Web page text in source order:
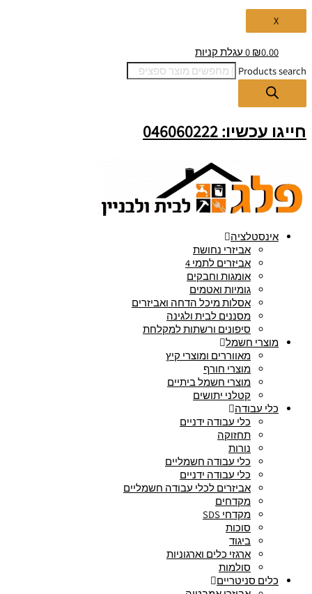
X
₪0.00
0 עגלת קניות
Products search
חייגו עכשיו: 046060222
אינסטלציה
אביזרי נחושת
אביזרים לתמי 4
אומגות וחבקים
גומיות ואטמים
אסלות מיכל הדחה ואביזרים
מסננים לבית ולגינה
סיפונים ורשתות למקלחת
מוצרי חשמל
מאווררים ומוצרי קיץ
מוצרי חורף
מוצרי חשמל ביתיים
קטלני יתושים
כלי עבודה
כלי עבודה ידניים
תחזוקה
נורות
כלי עבודה חשמליים
כלי עבודה ידניים
אביזרים לכלי עבודה חשמליים
מקדחים
מקדחי SDS
סוכות
ביגוד
ארגזי כלים וארגוניות
סולמות
כלים סניטריים